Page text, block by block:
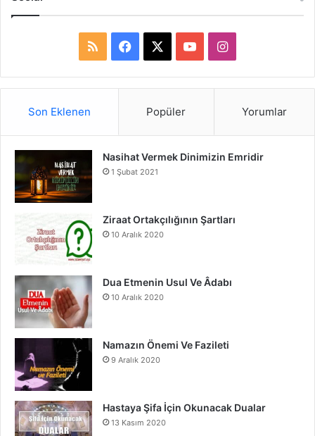
S
a
b
o
o
u
e
I
n
a
r
Son Eklenen Popüler Yorumlar
Nasihat Vermek Dinimizin Emridir
1 Şubat 2021
Ziraat Ortakçılığının Şartları
10 Aralık 2020
Dua Etmenin Usul Ve Âdabı
10 Aralık 2020
Namazın Önemi Ve Fazileti
9 Aralık 2020
Hastaya Şifa İçin Okunacak Dualar
13 Kasım 2020